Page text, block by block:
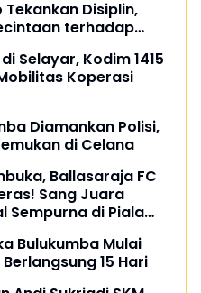
Disiplin,
terhadap
Selayar, Kodim 1415
Koperasi
Diamankan Polisi,
di Celana
Ballasaraja FC
Sang Juara
Sempurna di Piala
Bulukumba Mulai
15 Hari